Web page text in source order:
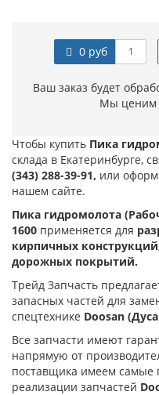
0 руб
Ваш заказ будет
Мы ценим
Чтобы купить Пика
склада в Екатеринбурге,
(343) 288-39-91, или
нашем сайте.
Пика гидромолота
1600 применяется для
кирпичных
дорожных покрытий.
Трейд Запчасть
запасных частей для
спецтехнике Doosan
Все запчасти имеют
напрямую от
поставщика имеем самые
реализации запчастей